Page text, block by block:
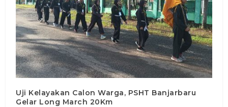
Uji Kelayakan Calon Warga, PSHT Banjarbaru
Gelar Long March 20Km